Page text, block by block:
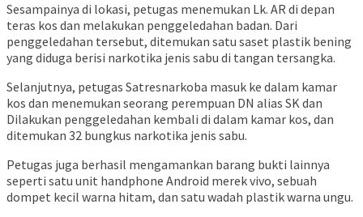
Sesampainya di lokasi, petugas menemukan Lk. AR di depan
teras kos dan melakukan penggeledahan badan. Dari
penggeledahan tersebut, ditemukan satu saset plastik bening
yang diduga berisi narkotika jenis sabu di tangan tersangka.
Selanjutnya, petugas Satresnarkoba masuk ke dalam kamar
kos dan menemukan seorang perempuan DN alias SK dan
Dilakukan penggeledahan kembali di dalam kamar kos, dan
ditemukan 32 bungkus narkotika jenis sabu.
Petugas juga berhasil mengamankan barang bukti lainnya
seperti satu unit handphone Android merek vivo, sebuah
dompet kecil warna hitam, dan satu wadah plastik warna ungu.